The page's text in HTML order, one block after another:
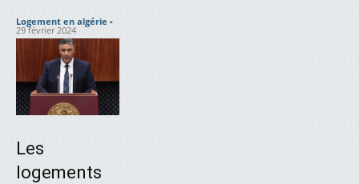
Logement en algérie -
29 février 2024
Les
logements